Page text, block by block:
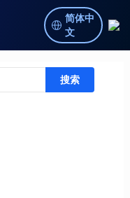
简体中
文